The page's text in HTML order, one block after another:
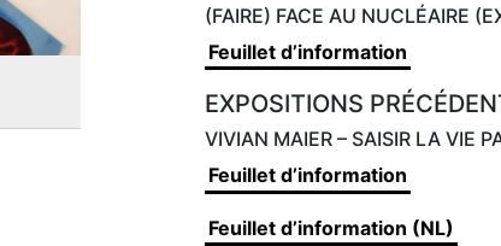
(FAIRE) FACE AU NUCLÉAIRE
Feuillet d’information
EXPOSITIONS
VIVIAN MAIER – SAISIR LA VIE
Feuillet d’information
Feuillet d’information (NL)